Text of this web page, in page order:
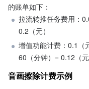
的账单如下：
拉流转推任务费用：
0.2（元）
增值功能计费：0.1（
60（分钟）= 0.12（元
音画擦除计费示例